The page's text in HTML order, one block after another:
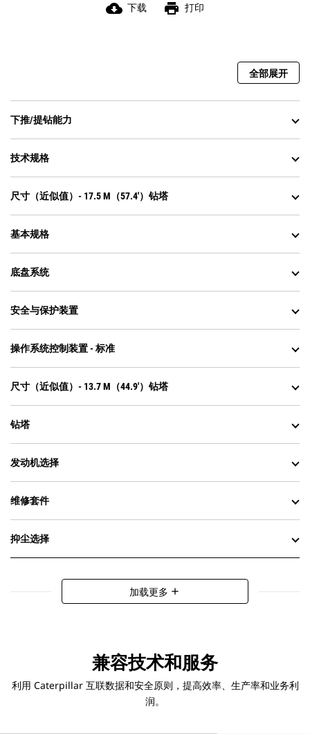
cloud_download 下载 print 打印
全部展开
下推/提钻能力
技术规格
尺寸（近似值）- 17.5 M（57.4'）钻塔
基本规格
底盘系统
安全与保护装置
操作系统控制装置 - 标准
尺寸（近似值）- 13.7 M（44.9'）钻塔
钻塔
发动机选择
维修套件
抑尘选择
加载更多 add
兼容技术和服务
利用 Caterpillar 互联数据和安全原则，提高效率、生产率和业务利
润。